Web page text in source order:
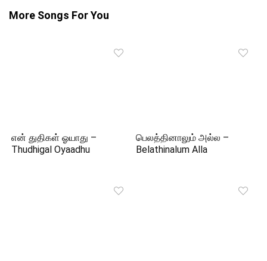
More Songs For You
என் துதிகள் ஓயாது –
Thudhigal Oyaadhu
பெலத்தினாலும் அல்ல –
Belathinalum Alla